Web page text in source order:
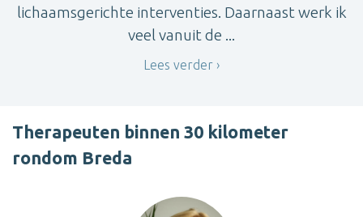
lichaamsgerichte interventies. Daarnaast werk ik
veel vanuit de ...
Lees verder
Therapeuten binnen 30 kilometer
rondom Breda